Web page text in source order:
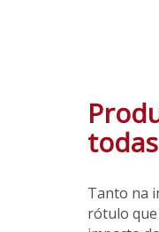
Tanto na
rótulo